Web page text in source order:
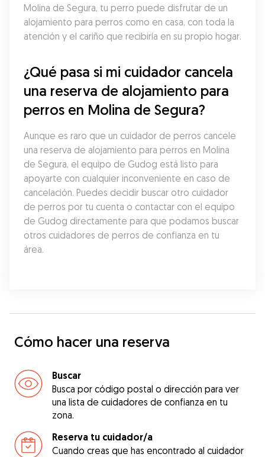
Molina de Segura, tu perro puede disfrutar de un
alojamiento para perros como en casa, con toda la
atención y el cariño que recibiría en su propio hogar.
¿Qué pasa si mi cuidador cancela
una reserva de alojamiento para
perros en Molina de Segura?
Aunque es raro que un cuidador de perros cancele
una reserva de alojamiento para perros en Molina
de Segura, el equipo de Gudog está listo para
apoyarte con cualquier inconveniente en caso de
cancelación. Puedes decidir buscar otro cuidador
de perros por tu cuenta o contactar con el equipo
de Gudog directamente para que podamos buscar
otros cuidadores de perros de confianza en tu
área.
Cómo hacer una reserva
Buscar
Busca por código postal o dirección para ver
una lista de cuidadores de confianza en tu
zona.
Reserva tu cuidador/a
Cuando creas que has encontrado al cuidador